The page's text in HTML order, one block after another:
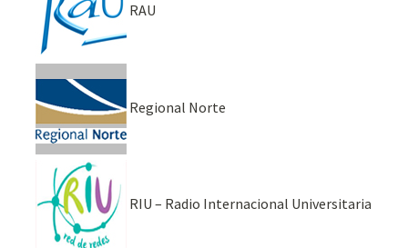
RAU
Regional Norte
RIU – Radio Internacional Universitaria